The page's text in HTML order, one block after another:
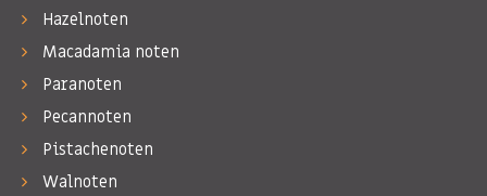
Hazelnoten
Macadamia noten
Paranoten
Pecannoten
Pistachenoten
Walnoten